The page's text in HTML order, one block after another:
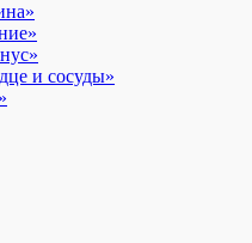
и сосуды»